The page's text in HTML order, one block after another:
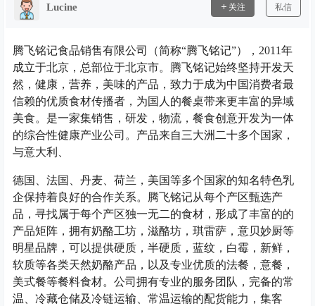
Lucine 关注 私信
腾飞铭记食品销售有限公司（简称“腾飞铭记”），2011年
成立于北京，总部位于北京市。腾飞铭记始终坚持开发天
然，健康，营养，美味的产品，致力于成为中国消费者最
信赖的优质食材传播者，为国人的餐桌带来更丰富的异域
美食。是一家集销售，研发，物流，餐食创意开发为一体
的综合性健康产业公司。产品来自三大洲二十多个国家，
与意大利、
德国、法国、丹麦、荷兰，美国等多个国家的知名特色乳
企保持着良好的合作关系。腾飞铭记从每个产区甄选产
品，寻找属于每个产区独一无二的食材，形成了丰富的的
产品矩阵，拥有奶酪工坊，滋酪坊，琪雷萨，意贝妙厨等
明星品牌，可以提供硬质，半硬质，蓝纹，白霉，新鲜，
软质等各类天然奶酪产品，以及专业优质的法餐，意餐，
美式餐等餐料食材。公司拥有专业的服务团队，完备的常
温、冷藏仓储及冷链运输、常温运输的配货能力，集客